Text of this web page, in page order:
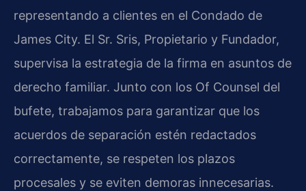
representando a clientes en el Condado de
James City. El Sr. Sris, Propietario y Fundador,
supervisa la estrategia de la firma en asuntos de
derecho familiar. Junto con los Of Counsel del
bufete, trabajamos para garantizar que los
acuerdos de separación estén redactados
correctamente, se respeten los plazos
procesales y se eviten demoras innecesarias.